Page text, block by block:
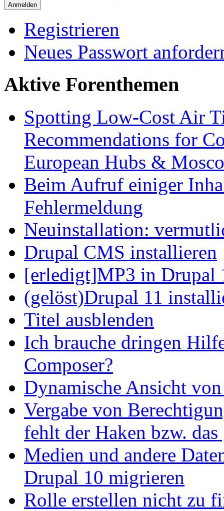
Registrieren
Neues Passwort
Aktive Forenthemen
Spotting Low-Cost Air
Recommendations for
European Hubs &
Beim Aufruf einiger
Fehlermeldung
Neuinstallation:
Drupal CMS installieren
[erledigt]MP3 in Drupal
(gelöst)Drupal 11
Titel ausblenden
Ich brauche dringen
Composer?
Dynamische Ansicht
Vergabe von
fehlt der Haken bzw.
Medien und andere
Drupal 10 migrieren
Rolle erstellen nicht zu